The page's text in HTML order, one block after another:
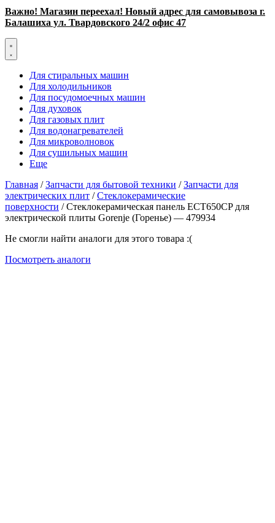
Важно! Магазин переехал! Новый адрес для самовывоза г.
Балашиха ул. Твардовского 24/2 офис 47
Для стиральных машин
Для холодильников
Для посудомоечных машин
Для духовок
Для газовых плит
Для водонагревателей
Для микроволновок
Для сушильных машин
Еще
Главная /Запчасти для бытовой техники /Запчасти для
электрических плит /Стеклокерамические
поверхности / Стеклокерамическая панель ECT650CP для
электрической плиты Gorenje (Горенье) — 479934
Не смогли найти аналоги для этого товара :(
Посмотреть аналоги